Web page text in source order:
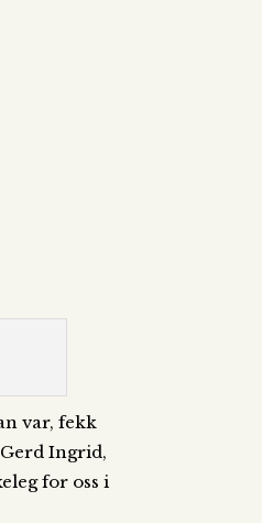
var, fekk
Ingrid,
for oss i